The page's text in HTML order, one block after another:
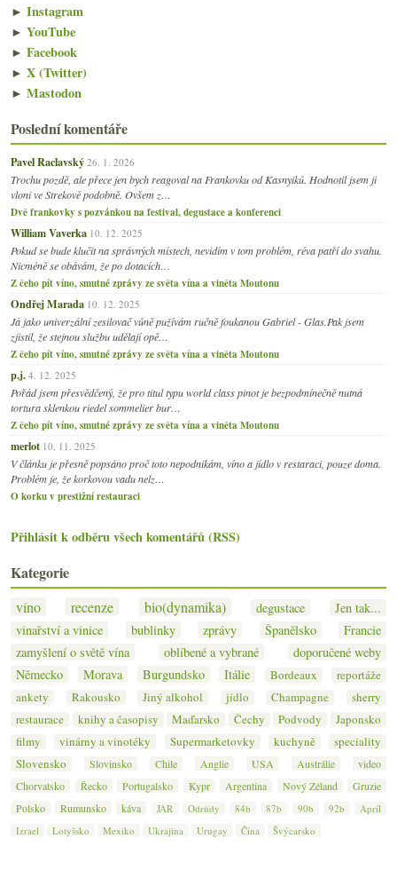
2009(249)
2008(270)
2007
► Instagram
► YouTube
► Facebook
► X (Twitter)
► Mastodon
Poslední komentáře
Pavel Raclavský 26. 1. 2026
Trochu pozdě, ale přece jen bych reagoval na Frankovku od Kasnyiků. Hodnotil jsem ji
vloni ve Strekově podobně. Ovšem z…
Dvě frankovky s pozvánkou na festival, degustace a konferenci
William Vaverka 10. 12. 2025
Pokud se bude klučit na správných místech, nevidím v tom problém, réva patří do svahu.
Nicméně se obávám, že po dotacích…
Z čeho pít víno, smutné zprávy ze světa vína a viněta Moutonu
Ondřej Marada 10. 12. 2025
Já jako univerzální zesilovač vůně pužívám ručně foukanou Gabriel - Glas.Pak jsem
zjistil, že stejnou službu udělají opě…
Z čeho pít víno, smutné zprávy ze světa vína a viněta Moutonu
p.j. 4. 12. 2025
Pořád jsem přesvědčený, že pro titul typu world class pinot je bezpodmínečně nutná
tortura sklenkou riedel sommelier bur…
Z čeho pít víno, smutné zprávy ze světa vína a viněta Moutonu
merlot 10. 11. 2025
V článku je přesně popsáno proč toto nepodnikám, víno a jídlo v restaraci, pouze doma.
Problém je, že korkovou vadu nelz…
O korku v prestižní restauraci
Přihlásit k odběru všech komentářů (RSS)
Kategorie
víno recenze bio(dynamika) degustace
Jen tak...
vinařství a vinice
bublinky zprávy Španělsko
Francie
zamyšlení o světě vína
oblíbené a vybrané
doporučené weby
Německo
Morava Burgundsko Itálie Bordeaux
reportáže
ankety
Rakousko Jiný alkohol jídlo Champagne
sherry
restaurace
knihy a časopisy Maďarsko Čechy Podvody
Japonsko
filmy
vinárny a vinotéky Supermarketovky kuchyně
speciality
Slovensko
Slovinsko Chile Anglie USA Austrálie
video
Chorvatsko
Řecko Portugalsko Kypr Argentina Nový Zéland
Gruzie
Polsko
Rumunsko káva JAR Odrůdy 84b 87b 90b 92b
Apríl
Izrael
Lotyšsko Mexiko Ukrajina Urugay Čína Švýcarsko